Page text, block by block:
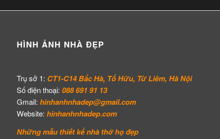
HÌNH ẢNH NHÀ ĐẸP
Trụ sở 1: CT1-C14 Bắc Hà, Tố Hữu, Từ Liêm, Hà Nội
Số điện thoại: 088 691 91 13
Gmail: hinhanhnhadep@gmail.com
Website: hinhanhnhadep.com
Những mẫu thiết kếnhà thờ họ đẹp